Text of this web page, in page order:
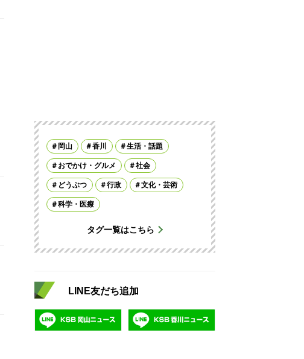
岡山 香川 生活・話題
おでかけ・グルメ 社会
どうぶつ 行政 文化・芸術
科学・医療
タグ一覧はこちら
LINE友だち追加